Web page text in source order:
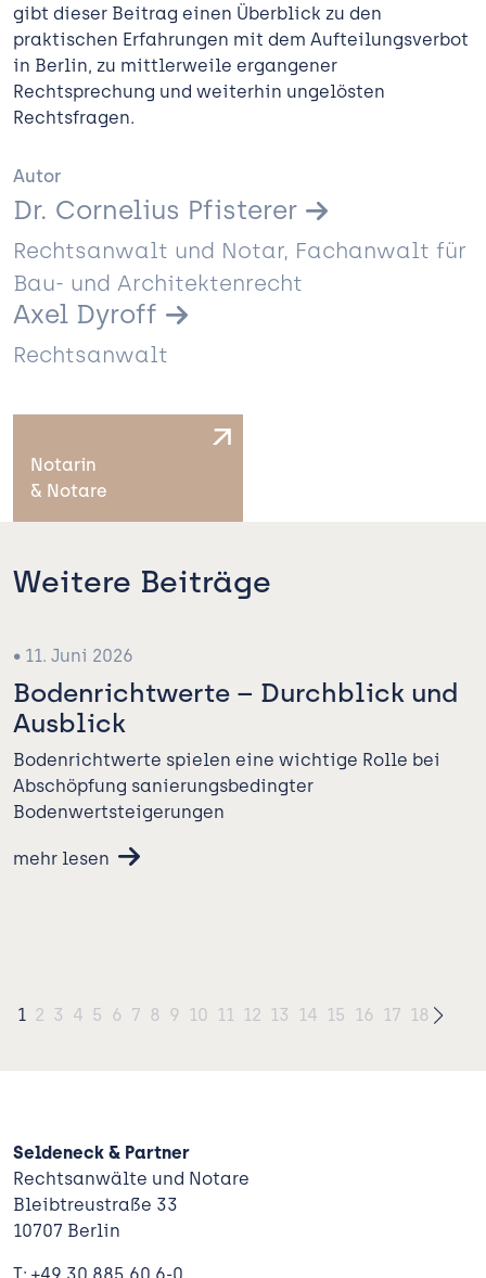
Kanzlei
Verwalten
Aktuelles
Notarformulare
Notarin
& Notare
gibt dieser Beitrag einen Überblick zu den
praktischen Erfahrungen mit dem Aufteilungsverbot
in Berlin, zu mittlerweile ergangener
Rechtsprechung und weiterhin ungelösten
Rechtsfragen.
Autor
Dr. Cornelius Pfisterer
Rechtsanwalt und Notar, Fachanwalt für
Bau- und Architektenrecht
Axel Dyroff
Rechtsanwalt
Weitere Beiträge
• 11. Juni 2026
Bodenrichtwerte – Durchblick und
Ausblick
Bodenrichtwerte spielen eine wichtige Rolle bei
Abschöpfung sanierungsbedingter
Bodenwertsteigerungen
mehr lesen
1 2 3 4 5 6 7 8 9 10 11 12 13 14 15 16 17 18
Seldeneck & Partner
Rechtsanwälte und Notare
Bleibtreustraße 33
10707 Berlin